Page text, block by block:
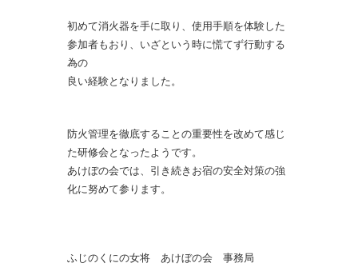
初めて消火器を手に取り、使用手順を体験した
参加者もおり、いざという時に慌てず行動する
為の
良い経験となりました。
防火管理を徹底することの重要性を改めて感じ
た研修会となったようです。
あけぼの会では、引き続きお宿の安全対策の強
化に努めて参ります。
ふじのくにの女将 あけぼの会 事務局